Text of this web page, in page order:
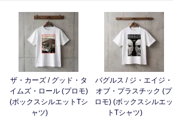
ザ・カーズ / グッド・タ
イムズ・ロール (プロモ)
(ボックスシルエットTシ
ャツ)
バグルス / ジ・エイジ・
オブ・プラスチック (プ
ロモ) (ボックスシルエッ
トTシャツ)